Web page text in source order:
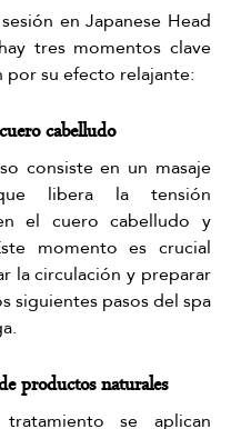
en Japanese Head
tres momentos clave
por su efecto relajante:
cabelludo
consiste en un masaje
libera la tensión
el cuero cabelludo y
momento es crucial
la circulación y preparar
siguientes pasos del spa
productos naturales
se aplican